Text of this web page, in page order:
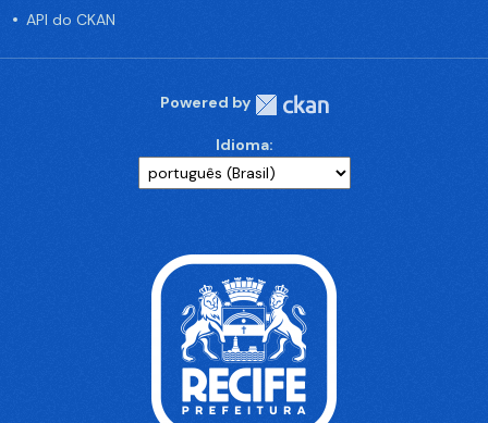
API do CKAN
Powered by
Idioma